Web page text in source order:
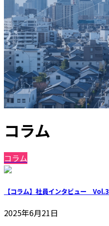
コラム
コラム
【コラム】社員インタビュー Vol.3
2025年6月21日